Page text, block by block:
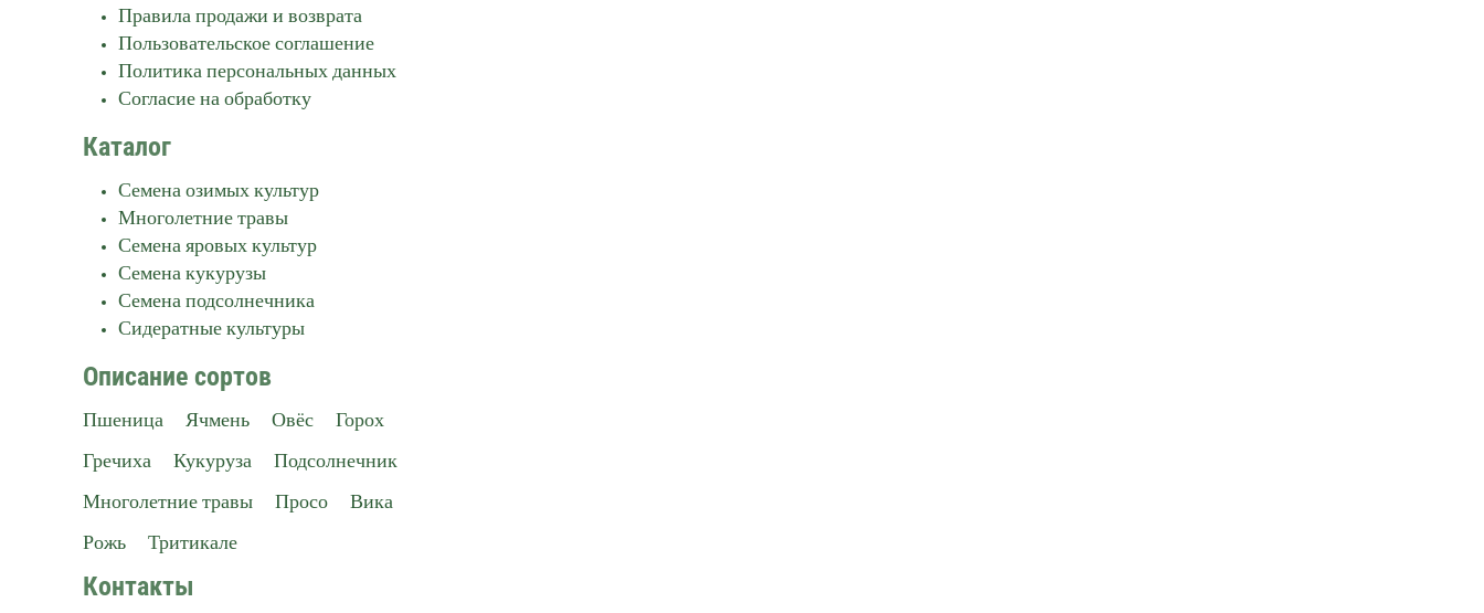
Правила продажи и возврата
Пользовательское соглашение
Политика персональных данных
Согласие на обработку
Каталог
Семена озимых культур
Многолетние травы
Семена яровых культур
Семена кукурузы
Семена подсолнечника
Сидератные культуры
Описание сортов
Пшеница Ячмень Овёс
Горох
Гречиха
Кукуруза
Подсолнечник
Многолетние травы
Просо
Вика
Рожь
Тритикале
Контакты